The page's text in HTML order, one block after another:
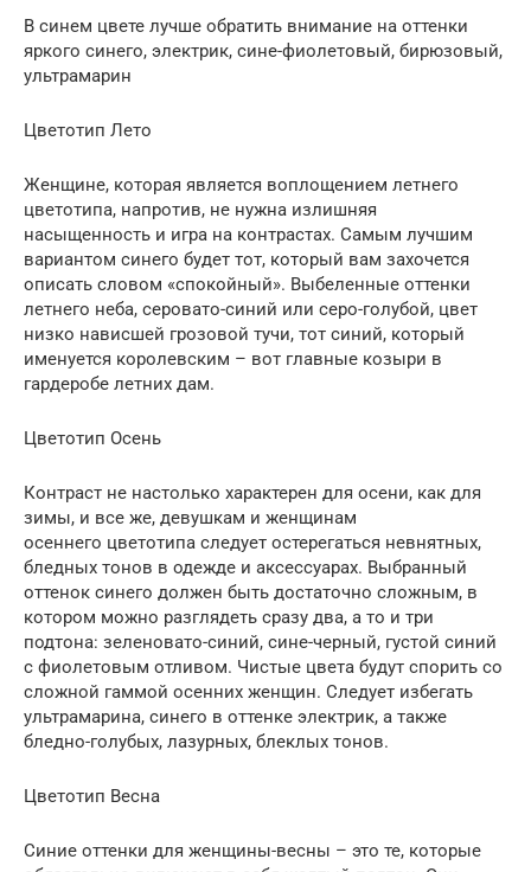
В синем цвете лучше обратить внимание на оттенки
яркого синего, электрик, сине-фиолетовый, бирюзовый,
ультрамарин
Цветотип Лето
Женщине, которая является воплощением летнего
цветотипа, напротив, не нужна излишняя
насыщенность и игра на контрастах. Самым лучшим
вариантом синего будет тот, который вам захочется
описать словом «спокойный». Выбеленные оттенки
летнего неба, серовато-синий или серо-голубой, цвет
низко нависшей грозовой тучи, тот синий, который
именуется королевским – вот главные козыри в
гардеробе летних дам.
Цветотип Осень
Контраст не настолько характерен для осени, как для
зимы, и все же, девушкам и женщинам
осеннего цветотипа следует остерегаться невнятных,
бледных тонов в одежде и аксессуарах. Выбранный
оттенок синего должен быть достаточно сложным, в
котором можно разглядеть сразу два, а то и три
подтона: зеленовато-синий, сине-черный, густой синий
с фиолетовым отливом. Чистые цвета будут спорить со
сложной гаммой осенних женщин. Следует избегать
ультрамарина, синего в оттенке электрик, а также
бледно-голубых, лазурных, блеклых тонов.
Цветотип Весна
Синие оттенки для женщины-весны – это те, которые